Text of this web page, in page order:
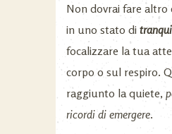
Non dovrai fare altro
in uno stato di
focalizzare la tua
corpo o sul respiro.
raggiunto la quiete,
ricordi di emergere.